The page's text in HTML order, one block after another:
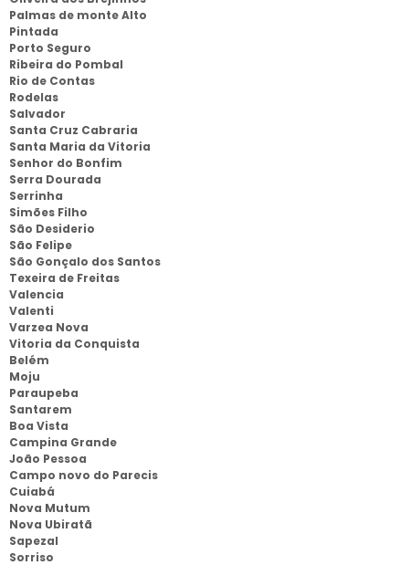
Palmas de monte Alto
Pintada
Porto Seguro
Ribeira do Pombal
Rio de Contas
Rodelas
Salvador
Santa Cruz Cabraria
Santa Maria da Vitoria
Senhor do Bonfim
Serra Dourada
Serrinha
Simões Filho
São Desiderio
São Felipe
São Gonçalo dos Santos
Texeira de Freitas
Valencia
Valenti
Varzea Nova
Vitoria da Conquista
Belém
Moju
Paraupeba
Santarem
Boa Vista
Campina Grande
João Pessoa
Campo novo do Parecis
Cuiabá
Nova Mutum
Nova Ubiratã
Sapezal
Sorriso